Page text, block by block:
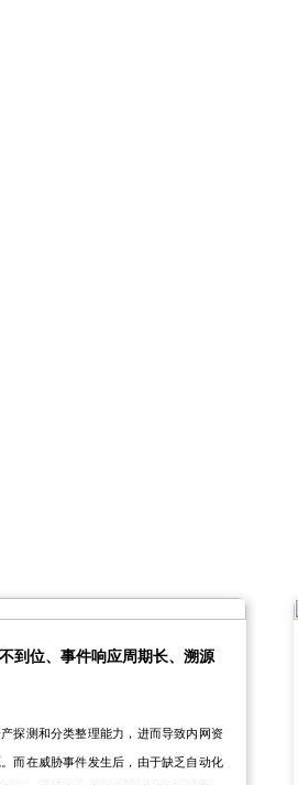
到位、事件响应周期长、溯源
探测和分类整理能力，进而导致内网资
而在威胁事件发生后，由于缺乏自动化